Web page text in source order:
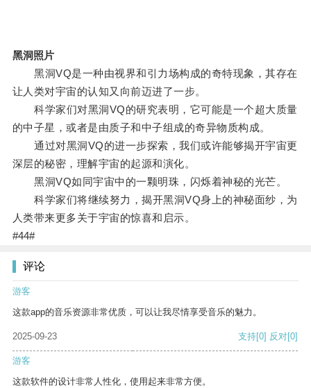
黑洞照片
黑洞VQ是一种由视界和引力场构成的奇特现象，其存在
让人类对宇宙的认知又向前迈进了一步。
科学家们对黑洞VQ的研究表明，它可能是一个超大质量
的中子星，或者是由质子和中子组成的奇异物质构成。
通过对黑洞VQ的进一步探索，我们或许能够揭开宇宙更
深层的秘密，理解宇宙的起源和演化。
黑洞VQ如同宇宙中的一颗明珠，闪烁着神秘的光芒。
科学家们将继续努力，揭开黑洞VQ身上的神秘面纱，为
人类带来更多关于宇宙的惊喜和启示。
#44#
评论
游客
这款app的音乐资源非常优质，可以让我尽情享受音乐的魅力。
2025-09-23 支持[0] 反对[0]
游客
这款软件的设计非常人性化，使用起来非常方便。